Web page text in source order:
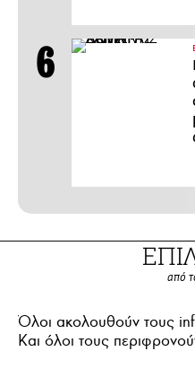
από
Όλοι ακολουθούν τους
Και όλοι τους